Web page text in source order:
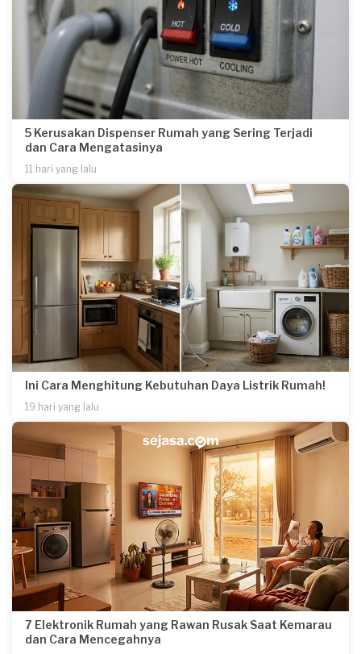
5 Kerusakan Dispenser Rumah yang Sering Terjadi
dan Cara Mengatasinya
11 hari yang lalu
Ini Cara Menghitung Kebutuhan Daya Listrik Rumah!
19 hari yang lalu
7 Elektronik Rumah yang Rawan Rusak Saat Kemarau
dan Cara Mencegahnya